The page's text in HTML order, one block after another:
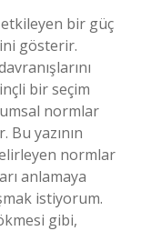
bir güç
gösterir.
bir seçim
normlar
Bu yazının
normlar
anlamaya
istiyorum.
gibi,